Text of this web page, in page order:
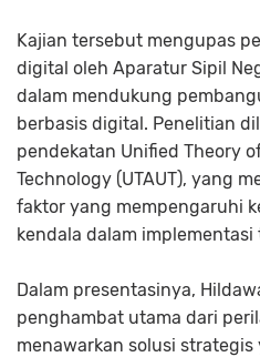
Kajian tersebut mengupas
digital oleh Aparatur Sipil
dalam mendukung
berbasis digital. Penelitian
pendekatan Unified Theory
Technology (UTAUT), yang
faktor yang mempengaruhi
kendala dalam
Dalam presentasinya,
penghambat utama dari
menawarkan solusi